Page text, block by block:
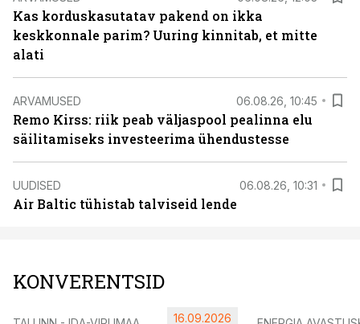
Kas korduskasutatav pakend on ikka
keskkonnale parim? Uuring kinnitab, et mitte
alati
ARVAMUSED 06.08.26, 10:45
Remo Kirss: riik peab väljaspool pealinna elu
säilitamiseks investeerima ühendustesse
UUDISED 06.08.26, 10:31
Air Baltic tühistab talviseid lende
KONVERENTSID
16.09.2026